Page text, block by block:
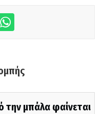
την μπάλα φαίνεται